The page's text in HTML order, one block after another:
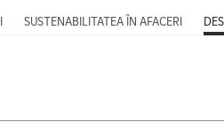
SUSTENABILITATEA ÎN AFACERI